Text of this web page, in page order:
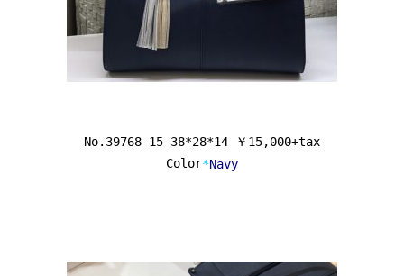
No.39768-15 38*28*14 ￥15,000+tax
Color*Navy